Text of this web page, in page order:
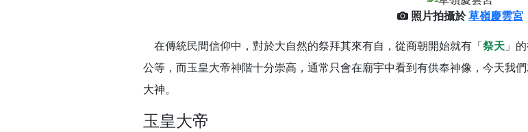
【桃園市 桃園蓮華寺】盂蘭盆中元報恩法會，這場法會不只是超
【桃園龜山 慈恩宮】丙午年梁皇寶懺法會，一念虔誠禮寶懺，一
【新北貢寮 南極玉明殿】中元普渡大法會，誠摯歡迎十方善信大
照片拍攝於草嶺慶雲宮
在傳統民間信仰中，對於大自然的祭拜其來有自，從商朝開始就有「祭天 」
公等，而玉皇大帝神階十分崇高，通常只會在廟宇中看到有供奉神像，今天我
大神。
玉皇大帝